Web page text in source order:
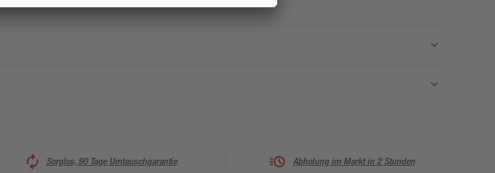
Sorglos, 90 Tage Umtauschgarantie Abholung im Markt in 2 Stunden